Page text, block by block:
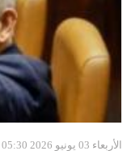
الأربعاء 03 يونيو 2026 05:30 صباحاً